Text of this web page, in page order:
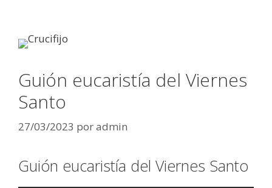
Guión eucaristía del Viernes
Santo
27/03/2023 poradmin
Guión eucaristía del Viernes Santo